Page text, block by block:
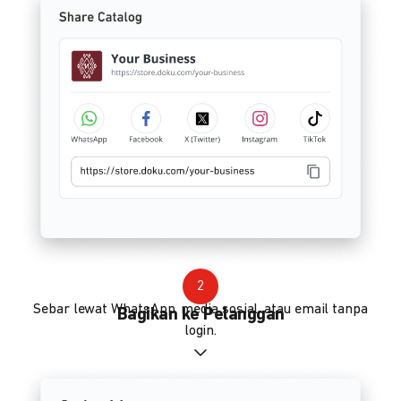
2
Bagikan ke Pelanggan
Sebar lewat WhatsApp, media sosial, atau email tanpa
login.